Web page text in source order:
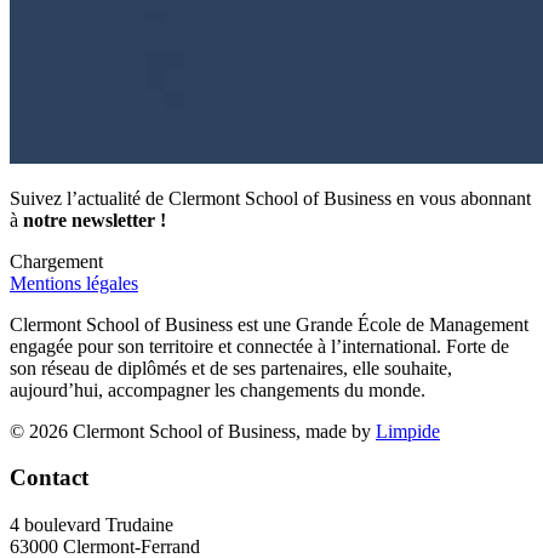
Suivez l’actualité de Clermont School of Business en vous abonnant
à notre newsletter !
Chargement
Mentions légales
Clermont School of Business est une Grande École de Management
engagée pour son territoire et connectée à l’international. Forte de
son réseau de diplômés et de ses partenaires, elle souhaite,
aujourd’hui, accompagner les changements du monde.
© 2026 Clermont School of Business, made by Limpide
Contact
4 boulevard Trudaine
63000 Clermont-Ferrand